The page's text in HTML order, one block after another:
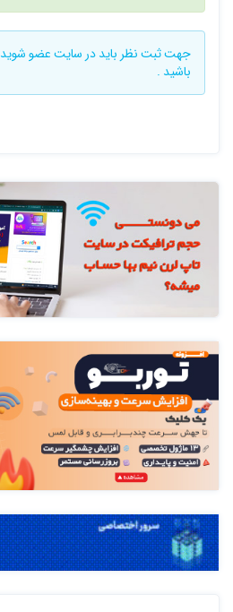
جهت ثبت نظر باید در سایتعضو شوید
باشید .